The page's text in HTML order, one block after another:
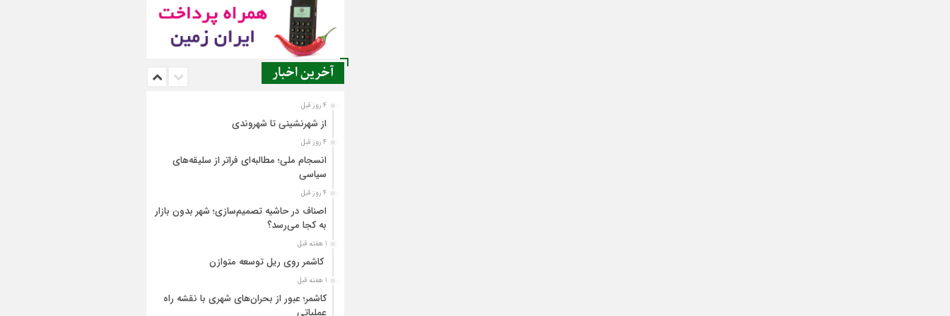
آخرین اخبار
4 روز قبل
از شهرنشینی تا شهروندی
4 روز قبل
انسجام ملی؛ مطالبه‌ای فراتر از سلیقه‌های
سیاسی
4 روز قبل
اصناف در حاشیه تصمیم‌سازی؛ شهر بدون بازار
به کجا می‌رسد؟
1 هفته قبل
کاشمر روی ریل توسعه متوازن
1 هفته قبل
کاشمر؛ عبور از بحران‌های شهری با نقشه راه
عملیاتی